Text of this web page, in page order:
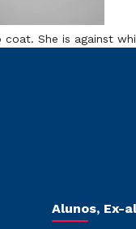
She is against
Alunos, Ex-